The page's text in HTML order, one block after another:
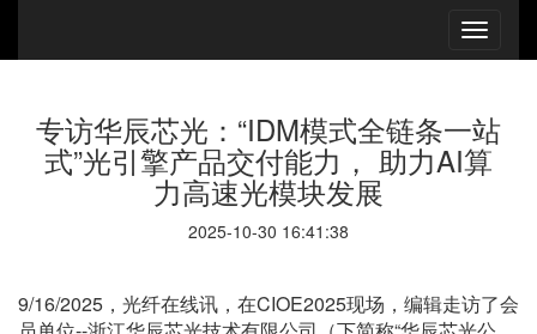
专访华辰芯光：“IDM模式全链条一站
式”光引擎产品交付能力， 助力AI算
力高速光模块发展
2025-10-30 16:41:38
9/16/2025，光纤在线讯，在CIOE2025现场，编辑走访了会